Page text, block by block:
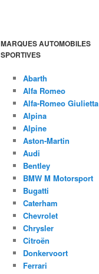
MARQUES AUTOMOBILES
SPORTIVES
Abarth
Alfa Romeo
Alfa-Romeo Giulietta
Alpina
Alpine
Aston-Martin
Audi
Bentley
BMW M Motorsport
Bugatti
Caterham
Chevrolet
Chrysler
Citroën
Donkervoort
Ferrari